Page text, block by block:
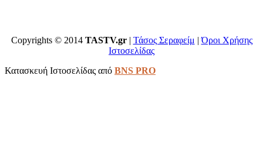
Copyrights © 2014 TASTV.gr| Τάσος Σεραφείμ |Όροι Χρήσης
Ιστοσελίδας
Κατασκευή Ιστοσελίδας από BNS PRO